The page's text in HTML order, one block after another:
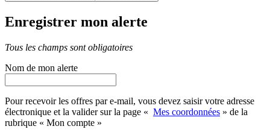
Enregistrer mon alerte
Tous les champs sont obligatoires
Nom de mon alerte
Pour recevoir les offres par e-mail, vous devez saisir votre adresse
électronique et la valider sur la page « Mes coordonnées » de la
rubrique « Mon compte »